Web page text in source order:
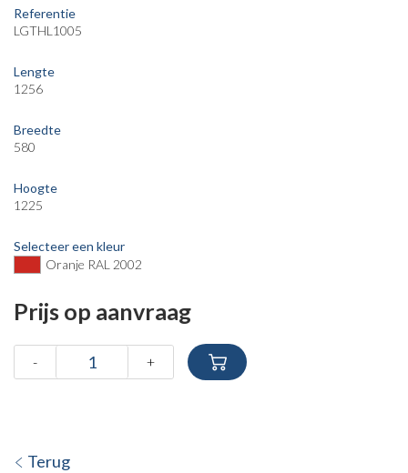
Referentie
LGTHL1005
Lengte
1256
Breedte
580
Hoogte
1225
Selecteer een kleur
Oranje RAL 2002
Prijs op aanvraag
- +
Terug